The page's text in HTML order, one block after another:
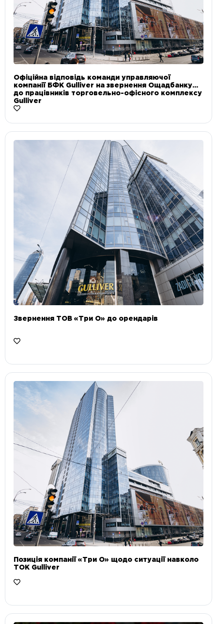
Офіційна відповідь команди управляючої
компанії БФК Gulliver на звернення Ощадбанку
до працівників торговельно-офісного комплексу
Gulliver
Звернення ТОВ «Три О» до орендарів
Позиція компанії «Три О» щодо ситуації навколо
ТОК Gulliver